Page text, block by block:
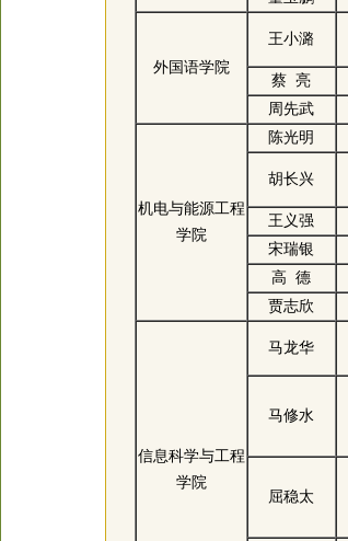
外国语学院
王小潞
蔡 亮
周先武
机电与能源工程
学院
陈光明
胡长兴
王义强
宋瑞银
高 德
贾志欣
信息科学与工程
学院
马龙华
马修水
屈稳太